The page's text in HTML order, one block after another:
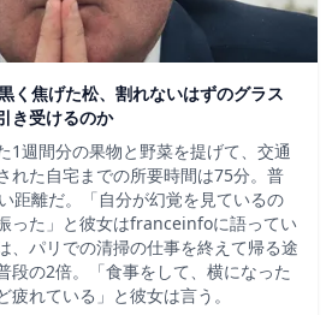
く焦げた松、割れないはずのグラス
き受けるのか
1週間分の果物と野菜を提げて、交通
れた自宅までの所要時間は75分。普
距離だ。「自分が幻覚を見ているの
った」と彼女はfranceinfoに語ってい
、パリでの清掃の仕事を終えて帰る途
段の2倍。「食事をして、横になった
疲れている」と彼女は言う。